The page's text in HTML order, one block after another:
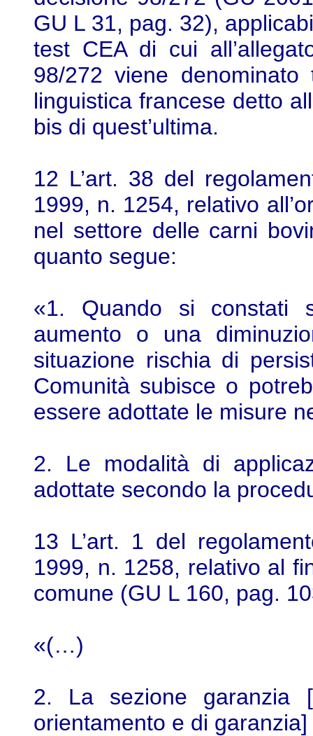
GU L 31, pag. 32),
test CEA di cui
98/272 viene
linguistica francese detto
bis di quest’ultima.
12 L’art. 38 del
1999, n. 1254, relativo
nel settore delle carni
quanto segue:
«1. Quando si constati
aumento o una
situazione rischia di
Comunità subisce o
essere adottate le misure
2. Le modalità di
adottate secondo la
13 L’art. 1 del
1999, n. 1258, relativo al
comune (GU L 160, pag.
«(…)
2. La sezione garanzia
orientamento e di